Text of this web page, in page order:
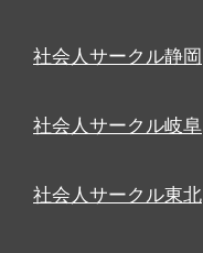
社会人サークル静岡
社会人サークル岐阜
社会人サークル東北